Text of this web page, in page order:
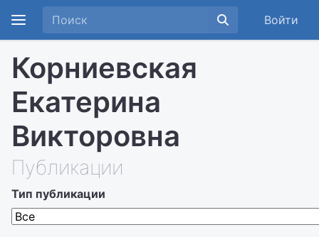
Войти
Корниевская
Екатерина
Викторовна
Публикации
Тип публикации